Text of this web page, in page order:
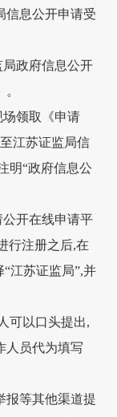
信息公开申请受
政府信息公开
领取《申请
江苏证监局信
明“政府信息公
开在线申请平
行注册之后,在
江苏证监局”,并
可以口头提出,
人员代为填写
报等其他渠道提